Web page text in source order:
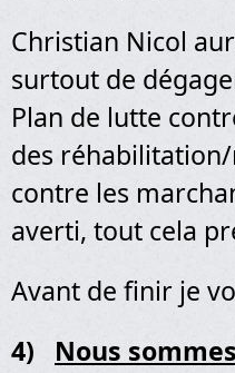
Christian Nicol
surtout de
Plan de lutte
des
contre les
averti, tout cela
Avant de finir je
4) Nous